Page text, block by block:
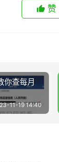
赞
你查每月
11-19 14:40